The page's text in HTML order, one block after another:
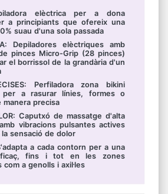
elèctrica per a dona
a principiants que ofereix una
suau d'una sola passada
Depiladores elèctriques amb
pinces Micro-Grip (28 pinces)
el borrissol de la grandària d'un
Perfiladora zona bikini
per a rasurar línies, formes o
precisa
Caputxó de massatge d'alta
vibracions pulsantes actives
sensació de dolor
a cada contorn per a una
fins i tot en les zones
com a genolls i axil·les